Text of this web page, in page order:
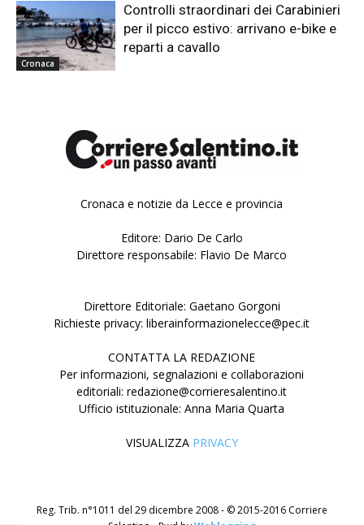
Cronaca
Controlli straordinari dei Carabinieri
per il picco estivo: arrivano e-bike e
reparti a cavallo
Cronaca e notizie da Lecce e provincia
Editore: Dario De Carlo
Direttore responsabile: Flavio De Marco
Direttore Editoriale: Gaetano Gorgoni
Richieste privacy: liberainformazionelecce@pec.it
CONTATTA LA REDAZIONE
Per informazioni, segnalazioni e collaborazioni
editoriali: redazione@corrieresalentino.it
Ufficio istituzionale: Anna Maria Quarta
VISUALIZZA PRIVACY
Reg. Trib. n°1011 del 29 dicembre 2008 - © 2015-2016 Corriere